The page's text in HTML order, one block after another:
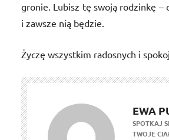
gronie. Lubisz tę swoją rodzinkę –
i zawsze nią będzie.
Życzę wszystkim radosnych i
EWA
SPOTKAJ
TWOJE